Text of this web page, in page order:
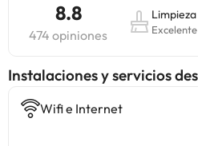
8.8
474 opiniones
Limpieza
Excelente
Instalaciones y servicios
Wifi e Internet